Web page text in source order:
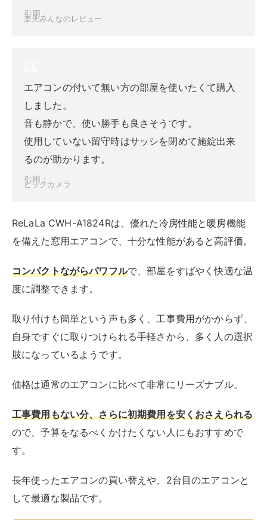
引用：
楽天みんなのレビュー
エアコンの付いて無い方の部屋を使いたくて購入
しました。
音も静かで、使い勝手も良さそうです。
使用していない留守時はサッシを閉めて施錠出来
るのが助かります。
引用：
ビックカメラ
ReLaLa CWH-A1824Rは、優れた冷房性能と暖房機能
を備えた窓用エアコンで、十分な性能があると高評価。
コンパクトながらパワフルで、部屋をすばやく快適な温
度に調整できます。
取り付けも簡単という声も多く、工事費用がかからず、
自身ですぐに取りつけられる手軽さから、多く人の選択
肢になっているようです。
価格は通常のエアコンに比べて非常にリーズナブル。
工事費用もない分、さらに初期費用を安くおさえられる
ので、予算をなるべくかけたくない人にもおすすめで
す。
長年使ったエアコンの買い替えや、2台目のエアコンと
して最適な製品です。